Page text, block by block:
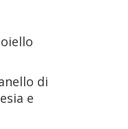
di
e